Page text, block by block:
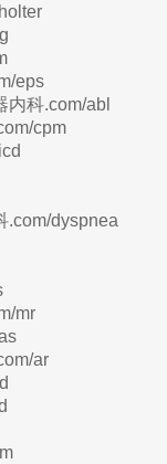
eps
内科.com/abl
cpm
.com/dyspnea
mr
ar